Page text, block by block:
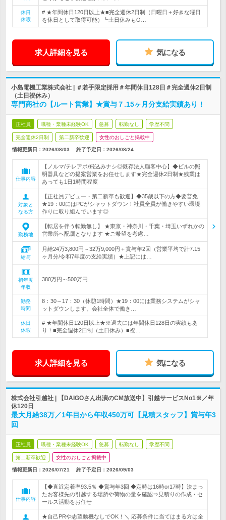
休日
休暇
# ★年間休日120日以上★■完全週休2日制（日曜日＋好きな曜日
を休日として取得可能）┗土日休みもO…
求人詳細を見る 気になる
小島電機工業株式会社 | ＃若手限定採用＃年間休日128日＃完全週休2日制
（土日祝休み）
専門商社の【ルート営業】★賞与７.15ヶ月分支給実績あり！
正社員 職種・業種未経験OK 急募 転勤なし 学歴不問
完全週休2日制 第二新卒歓迎 女性のおしごと掲載中
情報更新日：2026/08/03 終了予定日： 2026/08/24
仕事内容
【ノルマ/テレアポ/飛込みナシ◎既存法人顧客中心】◆ビルの照
明器具などの提案営業をお任せします★完全週休2日制★残業は
あっても1日1時間程度
対象と
なる方
【正社員デビュー・第二新卒も歓迎】◆35歳以下の方◆要普免
★19：00にはPCがシャットダウン！社員全員が働きやすい環境
作りに取り組んでいます◎
勤務地
【転居を伴う転勤無し】 ★東京・神奈川・千葉・埼玉いずれかの
営業所へ配属となります ★ご希望を考慮…
給与
月給24万3,800円～32万9,000円＋賞与年2回（営業平均で計7.15
ヶ月分/令和7年度の支給実績）★上記には…
初年度
年収
380万円～500万円
勤務
時間
8：30～17：30（休憩1時間）★19：00には業務システムがシャ
ットダウンします。会社全体で働き…
休日
休暇
# ★年間休日120日以上★※過去には年間休日128日の実績もあ
り！■完全週休2日制（土日休み）■祝…
求人詳細を見る 気になる
株式会社引越社 | 【DAIGOさん出演のCM放送中】引越サービスNo1※／年
休120日
最大月給38万／1年目から年収450万可【見積スタッフ】賞与年3
回
正社員 職種・業種未経験OK 急募 転勤なし 学歴不問
第二新卒歓迎 女性のおしごと掲載中
情報更新日：2026/07/21 終了予定日： 2026/09/03
仕事内容
【◆直近定着率93.5％ ◆賞与年3回 ◆定時は16時or17時】決まっ
たお客様先の引越する場所や荷物の量を確認⇒見積りの作成・セ
ールス活動をお任せ
★自己PRや志望動機なしでOK！＼ 応募条件に当てはまる方は全